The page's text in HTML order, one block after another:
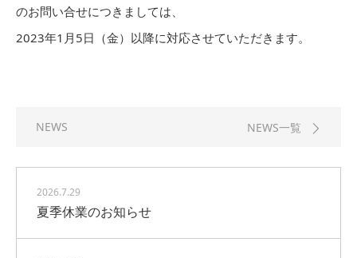
のお問い合せにつきましては、
2023年1月5日（金）以降に対応させていただきます。
NEWS NEWS一覧
2026.7.29
夏季休業のお知らせ